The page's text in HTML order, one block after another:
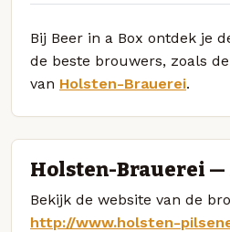
Bij Beer in a Box ontdek je
de beste brouwers, zoals
van Holsten-Brauerei.
Holsten-Brauerei
Bekijk de website van de
http://www.holsten-